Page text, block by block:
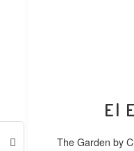
El
The Garden by